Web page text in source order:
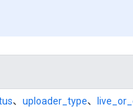
、 uploader_type、